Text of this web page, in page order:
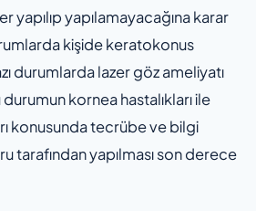
yapılıp yapılamayacağına karar
kişide keratokonus
durumlarda lazer göz ameliyatı
kornea hastalıkları ile
konusunda tecrübe ve bilgi
tarafından yapılması son derece